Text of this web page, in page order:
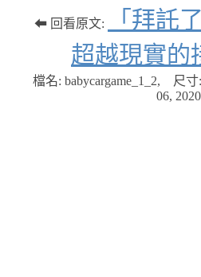
⬅ 回看原文:
「拜託
超越現實的
檔名: babycargame_1_2, 尺寸:
06, 2020